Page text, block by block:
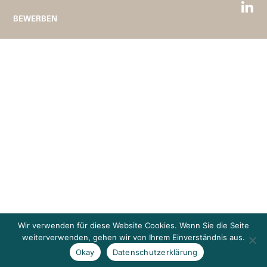
BEWERBEN
Wir verwenden für diese Website Cookies. Wenn Sie die Seite
weiterverwenden, gehen wir von Ihrem Einverständnis aus.
Okay
Datenschutzerklärung